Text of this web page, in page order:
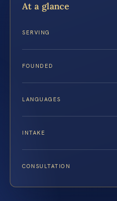
At a glance
SERVING
FOUNDED
LANGUAGES
INTAKE
CONSULTATION